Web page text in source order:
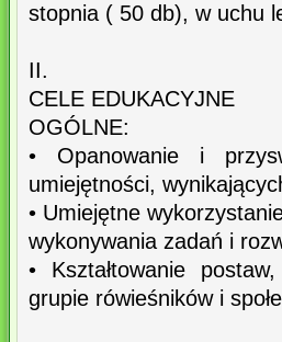
stopnia ( 50 db), w uchu
II.
CELE EDUKACYJNE
OGÓLNE:
• Opanowanie i
umiejętności,
• Umiejętne
wykonywania zadań i
• Kształtowanie
grupie rówieśników i